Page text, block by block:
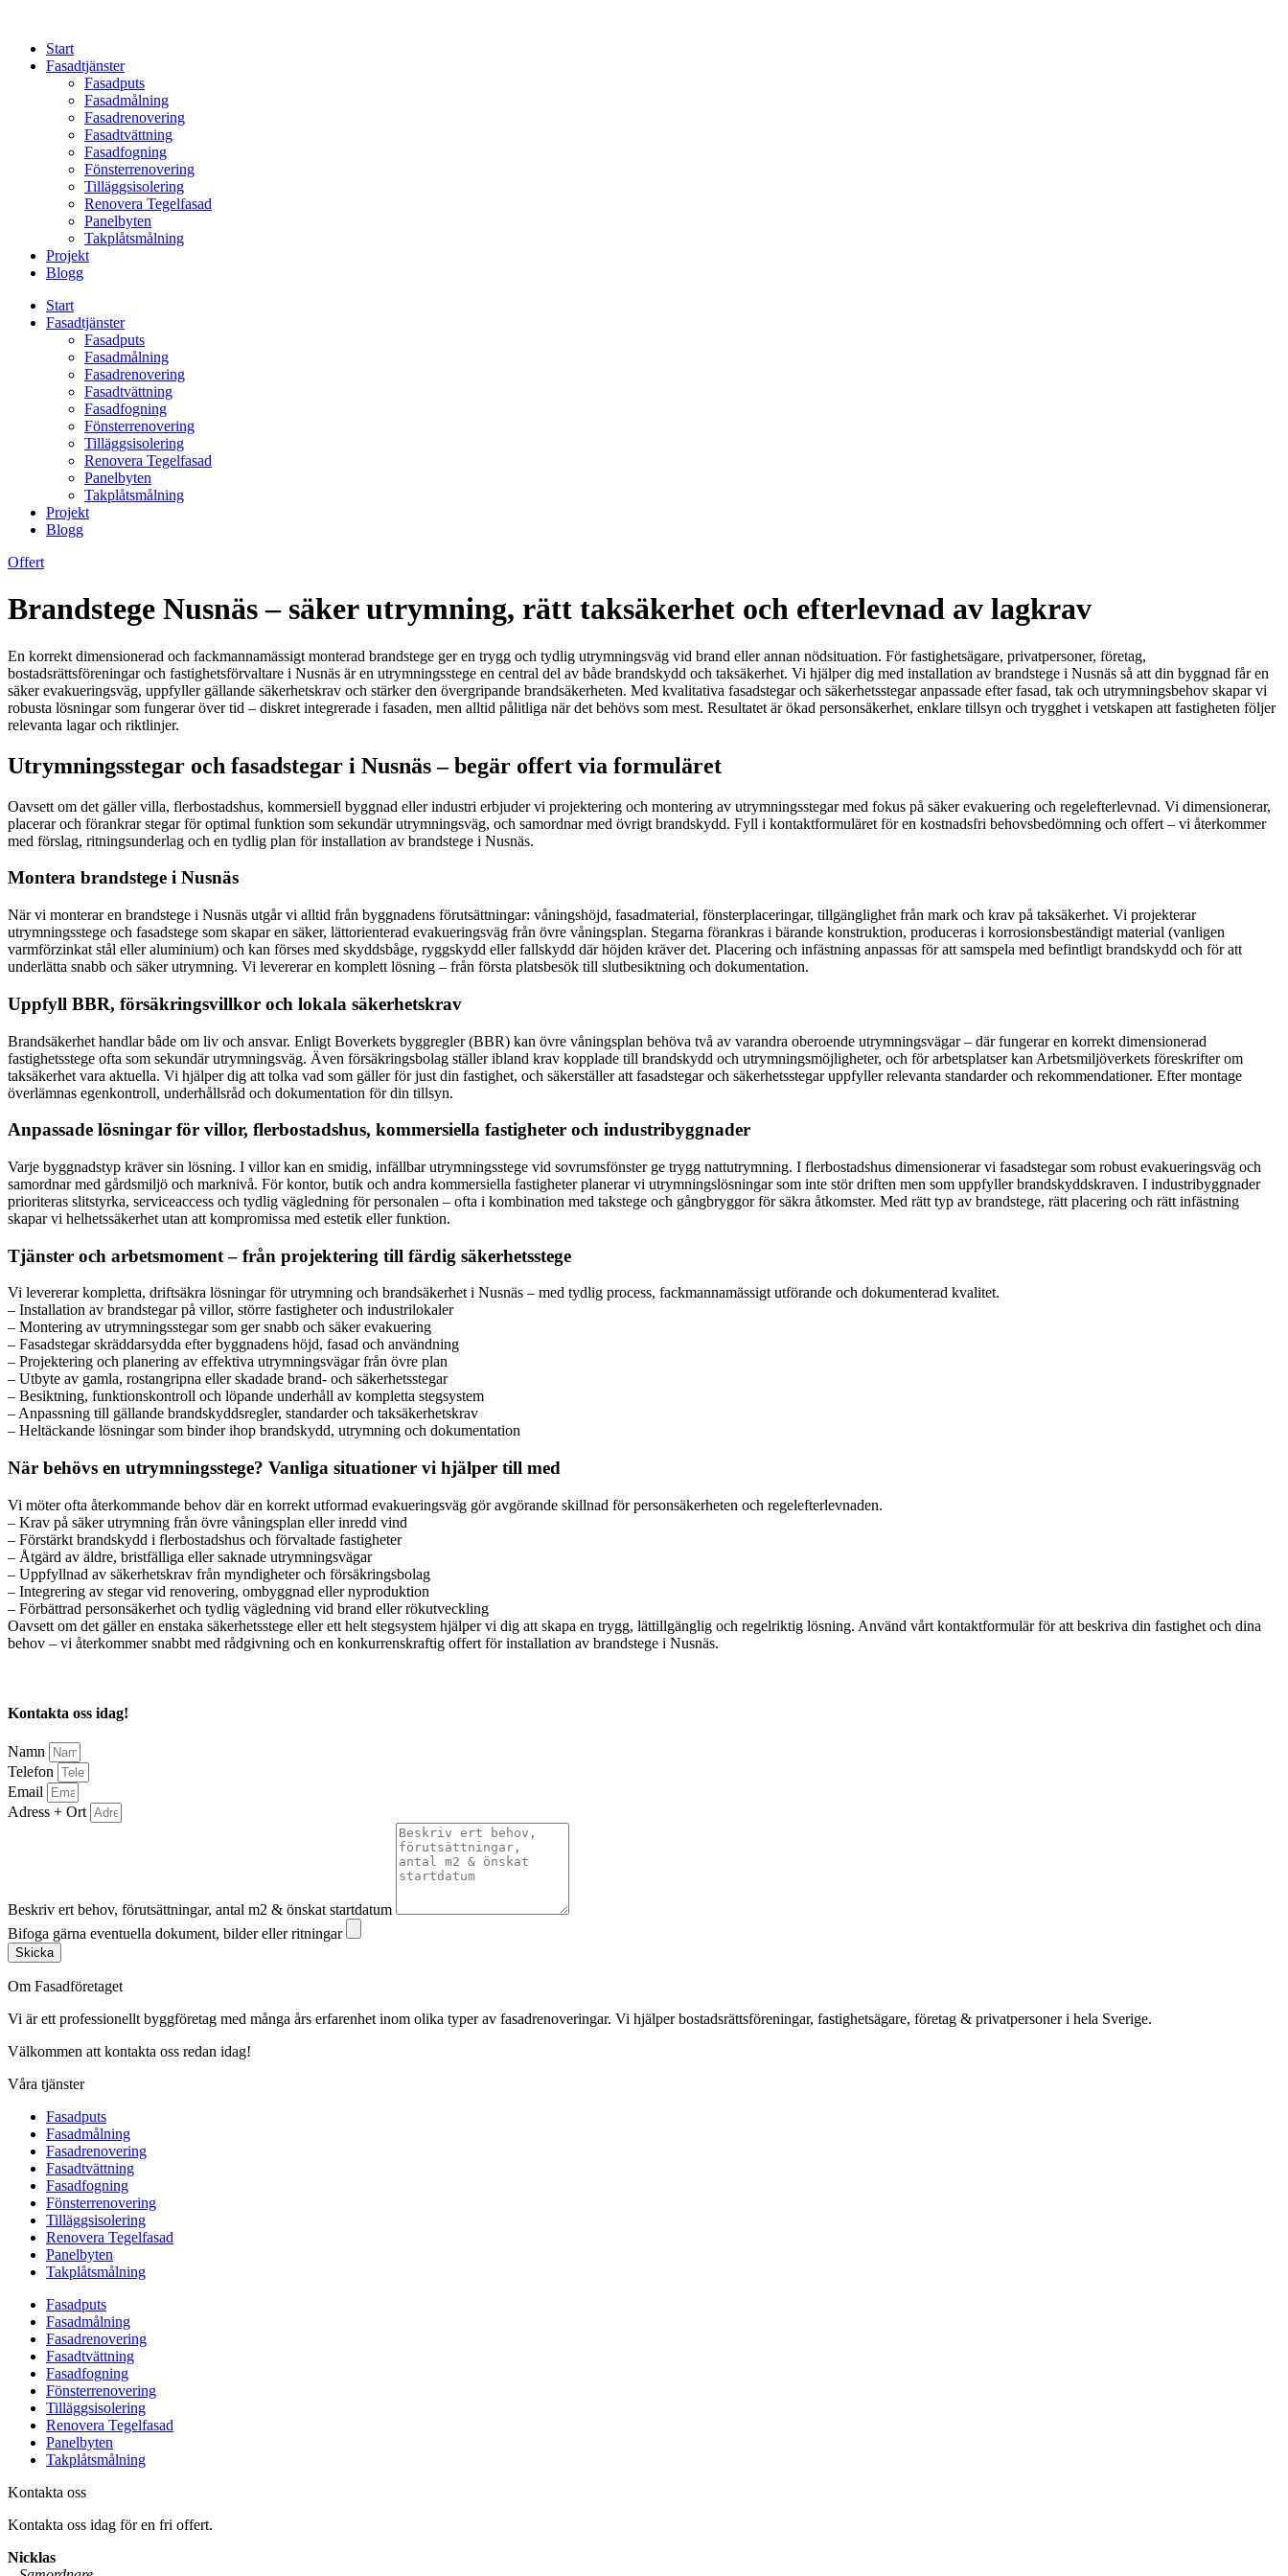
contentStart
Fasadtjänster
Fasadputs
Fasadmålning
Fasadrenovering
Fasadtvättning
Fasadfogning
Fönsterrenovering
Tilläggsisolering
Renovera Tegelfasad
Panelbyten
Takplåtsmålning
Projekt
Blogg
Start
Fasadtjänster
Fasadputs
Fasadmålning
Fasadrenovering
Fasadtvättning
Fasadfogning
Fönsterrenovering
Tilläggsisolering
Renovera Tegelfasad
Panelbyten
Takplåtsmålning
Projekt
Blogg
Offert
Brandstege Nusnäs – säker utrymning, rätt taksäkerhet och efterlevnad av lagkrav
En korrekt dimensionerad och fackmannamässigt monterad brandstege ger en trygg och tydlig utrymningsväg vid brand eller annan nödsituation. För fastighetsägare, privatpersoner, företag,
bostadsrättsföreningar och fastighetsförvaltare i Nusnäs är en utrymningsstege en central del av både brandskydd och taksäkerhet. Vi hjälper dig med installation av brandstege i Nusnäs så att din byggnad får en
säker evakueringsväg, uppfyller gällande säkerhetskrav och stärker den övergripande brandsäkerheten. Med kvalitativa fasadstegar och säkerhetsstegar anpassade efter fasad, tak och utrymningsbehov skapar vi
robusta lösningar som fungerar över tid – diskret integrerade i fasaden, men alltid pålitliga när det behövs som mest. Resultatet är ökad personsäkerhet, enklare tillsyn och trygghet i vetskapen att fastigheten följer
relevanta lagar och riktlinjer.
Utrymningsstegar och fasadstegar i Nusnäs – begär offert via formuläret
Oavsett om det gäller villa, flerbostadshus, kommersiell byggnad eller industri erbjuder vi projektering och montering av utrymningsstegar med fokus på säker evakuering och regelefterlevnad. Vi dimensionerar,
placerar och förankrar stegar för optimal funktion som sekundär utrymningsväg, och samordnar med övrigt brandskydd. Fyll i kontaktformuläret för en kostnadsfri behovsbedömning och offert – vi återkommer
med förslag, ritningsunderlag och en tydlig plan för installation av brandstege i Nusnäs.
Montera brandstege i Nusnäs
När vi monterar en brandstege i Nusnäs utgår vi alltid från byggnadens förutsättningar: våningshöjd, fasadmaterial, fönsterplaceringar, tillgänglighet från mark och krav på taksäkerhet. Vi projekterar
utrymningsstege och fasadstege som skapar en säker, lättorienterad evakueringsväg från övre våningsplan. Stegarna förankras i bärande konstruktion, produceras i korrosionsbeständigt material (vanligen
varmförzinkat stål eller aluminium) och kan förses med skyddsbåge, ryggskydd eller fallskydd där höjden kräver det. Placering och infästning anpassas för att samspela med befintligt brandskydd och för att
underlätta snabb och säker utrymning. Vi levererar en komplett lösning – från första platsbesök till slutbesiktning och dokumentation.
Uppfyll BBR, försäkringsvillkor och lokala säkerhetskrav
Brandsäkerhet handlar både om liv och ansvar. Enligt Boverkets byggregler (BBR) kan övre våningsplan behöva två av varandra oberoende utrymningsvägar – där fungerar en korrekt dimensionerad
fastighetsstege ofta som sekundär utrymningsväg. Även försäkringsbolag ställer ibland krav kopplade till brandskydd och utrymningsmöjligheter, och för arbetsplatser kan Arbetsmiljöverkets föreskrifter om
taksäkerhet vara aktuella. Vi hjälper dig att tolka vad som gäller för just din fastighet, och säkerställer att fasadstegar och säkerhetsstegar uppfyller relevanta standarder och rekommendationer. Efter montage
överlämnas egenkontroll, underhållsråd och dokumentation för din tillsyn.
Anpassade lösningar för villor, flerbostadshus, kommersiella fastigheter och industribyggnader
Varje byggnadstyp kräver sin lösning. I villor kan en smidig, infällbar utrymningsstege vid sovrumsfönster ge trygg nattutrymning. I flerbostadshus dimensionerar vi fasadstegar som robust evakueringsväg och
samordnar med gårdsmiljö och marknivå. För kontor, butik och andra kommersiella fastigheter planerar vi utrymningslösningar som inte stör driften men som uppfyller brandskyddskraven. I industribyggnader
prioriteras slitstyrka, serviceaccess och tydlig vägledning för personalen – ofta i kombination med takstege och gångbryggor för säkra åtkomster. Med rätt typ av brandstege, rätt placering och rätt infästning
skapar vi helhetssäkerhet utan att kompromissa med estetik eller funktion.
Tjänster och arbetsmoment – från projektering till färdig säkerhetsstege
Vi levererar kompletta, driftsäkra lösningar för utrymning och brandsäkerhet i Nusnäs – med tydlig process, fackmannamässigt utförande och dokumenterad kvalitet.
– Installation av brandstegar på villor, större fastigheter och industrilokaler
– Montering av utrymningsstegar som ger snabb och säker evakuering
– Fasadstegar skräddarsydda efter byggnadens höjd, fasad och användning
– Projektering och planering av effektiva utrymningsvägar från övre plan
– Utbyte av gamla, rostangripna eller skadade brand- och säkerhetsstegar
– Besiktning, funktionskontroll och löpande underhåll av kompletta stegsystem
– Anpassning till gällande brandskyddsregler, standarder och taksäkerhetskrav
– Heltäckande lösningar som binder ihop brandskydd, utrymning och dokumentation
När behövs en utrymningsstege? Vanliga situationer vi hjälper till med
Vi möter ofta återkommande behov där en korrekt utformad evakueringsväg gör avgörande skillnad för personsäkerheten och regelefterlevnaden.
– Krav på säker utrymning från övre våningsplan eller inredd vind
– Förstärkt brandskydd i flerbostadshus och förvaltade fastigheter
– Åtgärd av äldre, bristfälliga eller saknade utrymningsvägar
– Uppfyllnad av säkerhetskrav från myndigheter och försäkringsbolag
– Integrering av stegar vid renovering, ombyggnad eller nyproduktion
– Förbättrad personsäkerhet och tydlig vägledning vid brand eller rökutveckling
Oavsett om det gäller en enstaka säkerhetsstege eller ett helt stegsystem hjälper vi dig att skapa en trygg, lättillgänglig och regelriktig lösning. Använd vårt kontaktformulär för att beskriva din fastighet och dina
behov – vi återkommer snabbt med rådgivning och en konkurrenskraftig offert för installation av brandstege i Nusnäs.
Kontakta oss idag!
Namn
Telefon
Email
Adress + Ort
Beskriv ert behov, förutsättningar, antal m2 & önskat startdatum
Bifoga gärna eventuella dokument, bilder eller ritningar
Skicka
Om Fasadföretaget
Vi är ett professionellt byggföretag med många års erfarenhet inom olika typer av fasadrenoveringar. Vi hjälper bostadsrättsföreningar, fastighetsägare, företag & privatpersoner i hela Sverige.
Välkommen att kontakta oss redan idag!
Våra tjänster
Fasadputs
Fasadmålning
Fasadrenovering
Fasadtvättning
Fasadfogning
Fönsterrenovering
Tilläggsisolering
Renovera Tegelfasad
Panelbyten
Takplåtsmålning
Fasadputs
Fasadmålning
Fasadrenovering
Fasadtvättning
Fasadfogning
Fönsterrenovering
Tilläggsisolering
Renovera Tegelfasad
Panelbyten
Takplåtsmålning
Kontakta oss
Kontakta oss idag för en fri offert.
Nicklas